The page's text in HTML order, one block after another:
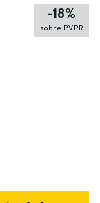
-18%
sobre PVPR